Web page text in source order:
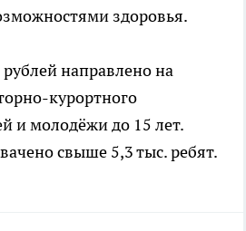
здоровья.
направлено на
курортного
и молодёжи до 15 лет.
свыше 5,3 тыс. ребят.